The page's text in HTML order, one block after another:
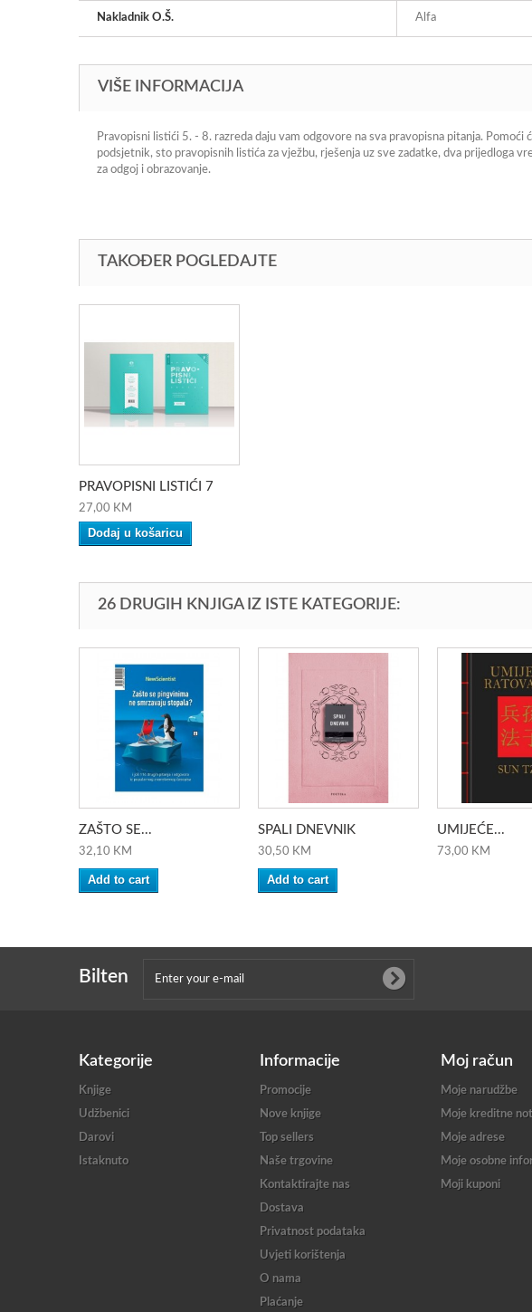
Nakladnik O.Š. Alfa
VIŠE INFORMACIJA
Pravopisni listići 5. - 8. razreda daju vam odgovore na sva pravopisna pitanja.
podsjetnik, sto pravopisnih listića za vježbu, rješenja uz sve zadatke, dva prijedloga
za odgoj i obrazovanje.
TAKOĐER POGLEDAJTE
PRAVOPISNI LISTIĆI 7
27,00 KM
Dodaj u košaricu
26 DRUGIH KNJIGA IZ ISTE KATEGORIJE:
ZAŠTO SE...
32,10 KM
Add to cart
SPALI DNEVNIK
30,50 KM
Add to cart
UMIJEĆE...
73,00 KM
Bilten
Kategorije
Knjige
Udžbenici
Darovi
Istaknuto
Informacije
Promocije
Nove knjige
Top sellers
Naše trgovine
Kontaktirajte nas
Dostava
Privatnost podataka
Uvjeti korištenja
O nama
Plaćanje
Moj račun
Moje narudžbe
Moje kreditne
Moje adrese
Moje osobne
Moji kuponi